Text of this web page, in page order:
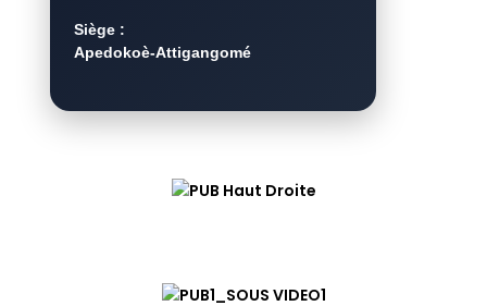
Siège :
Apedokoè-Attigangomé